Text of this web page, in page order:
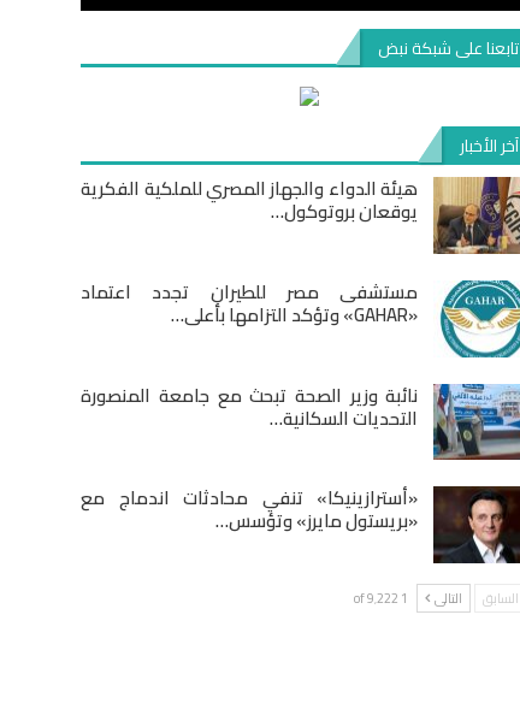
تابعنا على شبكة نبض
آخر الأخبار
هيئة الدواء والجهاز المصري للملكية الفكرية
يوقعان بروتوكول…
مستشفى مصر للطيران تجدد اعتماد
«GAHAR» وتؤكد التزامها بأعلى…
نائبة وزير الصحة تبحث مع جامعة المنصورة
التحديات السكانية…
«أسترازينيكا» تنفي محادثات اندماج مع
«بريستول مايرز» وتؤسس…
السابق التالى 1 of 9٬222